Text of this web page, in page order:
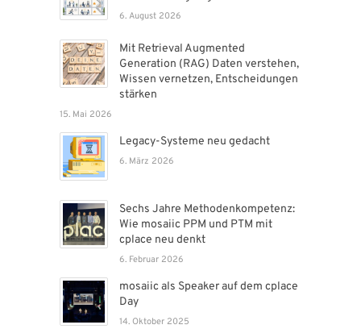
6. August 2026
Mit Retrieval Augmented
Generation (RAG) Daten verstehen,
Wissen vernetzen, Entscheidungen
stärken
15. Mai 2026
Legacy-Systeme neu gedacht
6. März 2026
Sechs Jahre Methodenkompetenz:
Wie mosaiic PPM und PTM mit
cplace neu denkt
6. Februar 2026
mosaiic als Speaker auf dem cplace
Day
14. Oktober 2025